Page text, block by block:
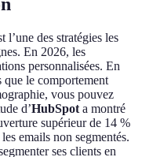
l’une des stratégies les
En 2026, les
personnalisées. En
que le comportement
vous pouvez
d’HubSpot a montré
supérieur de 14 %
emails non segmentés.
ses clients en